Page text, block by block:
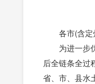
各市(含
为进一步
后全链条全过
省、市、县水